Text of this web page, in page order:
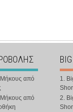
Μήκους από
Μήκους από
1.
2.